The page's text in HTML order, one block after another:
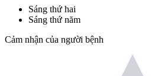
Sáng thứ hai
Sáng thứ năm
Cảm nhận của người bệnh